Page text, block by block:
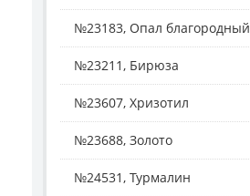
№23183, Опал благородный
№23211, Бирюза
№23607, Хризотил
№23688, Золото
№24531, Турмалин